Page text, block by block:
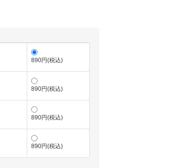
890円(税込)
890円(税込)
890円(税込)
890円(税込)